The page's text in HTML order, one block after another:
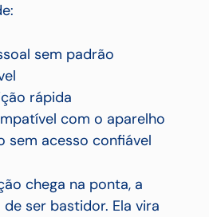
sem padrão
rápida
com o aparelho
sem acesso confiável
chega na ponta, a
ser bastidor. Ela vira